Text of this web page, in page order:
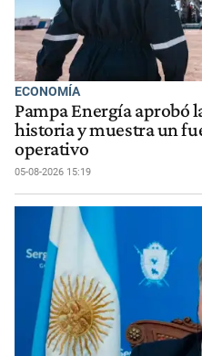
ECONOMÍA
Pampa Energía aprobó
historia y muestra un
operativo
05-08-2026 15:19